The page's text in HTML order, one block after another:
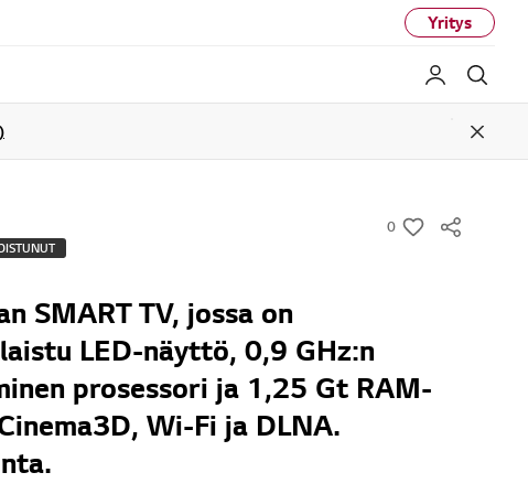
Yritys
My LG
Close
0
w
SMART TV, jossa on
LED-näyttö, 0,9 GHz:n
prosessori ja 1,25 Gt RAM-
Wi-Fi ja DLNA.